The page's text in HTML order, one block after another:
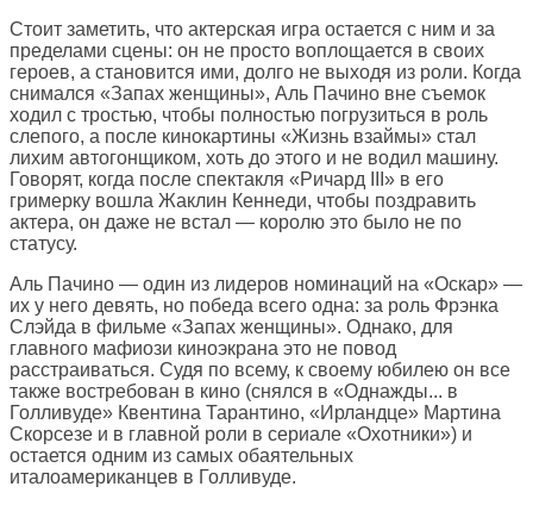
Стоит заметить, что актерская игра остается с ним и за
пределами сцены: он не просто воплощается в своих
героев, а становится ими, долго не выходя из роли. Когда
снимался «Запах женщины», Аль Пачино вне съемок
ходил с тростью, чтобы полностью погрузиться в роль
слепого, а после кинокартины «Жизнь взаймы» стал
лихим автогонщиком, хоть до этого и не водил машину.
Говорят, когда после спектакля «Ричард III» в его
гримерку вошла Жаклин Кеннеди, чтобы поздравить
актера, он даже не встал — королю это было не по
статусу.
Аль Пачино — один из лидеров номинаций на «Оскар» —
их у него девять, но победа всего одна: за роль Фрэнка
Слэйда в фильме «Запах женщины». Однако, для
главного мафиози киноэкрана это не повод
расстраиваться. Судя по всему, к своему юбилею он все
также востребован в кино (снялся в «Однажды... в
Голливуде» Квентина Тарантино, «Ирландце» Мартина
Скорсезе и в главной роли в сериале «Охотники») и
остается одним из самых обаятельных
италоамериканцев в Голливуде.